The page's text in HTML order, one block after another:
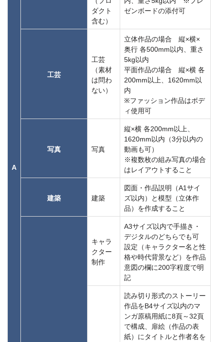
A
ダクト
含む）
ゼンボードの添付可
工芸
工芸
（素材
は問わ
ない）
立体作品の場合 縦×横×
奥行 各500mm以内、重さ
5kg以内
平面作品の場合 縦×横 各
200mm以上、1620mm以
内
※ファッション作品はボデ
ィ使用可
写真 写真
縦×横 各200mm以上、
1620mm以内（3分以内の
動画も可）
※複数枚の組み写真の場合
はレイアウトすること
建築 建築
図面・作品説明（A1サイ
ズ以内）と模型（立体作
品）を作成すること
キャラ
クター
制作
A3サイズ以内で手描き・
デジタルのどちらでも可
設定（キャラクター名と性
格や時代背景など）を作品
意図の欄に200字程度で明
記
読み切り形式のストーリー
作品をB4サイズ以内のマ
ンガ原稿用紙に8頁～32頁
で構成、扉絵（作品の表
紙）にタイトルと作者名を